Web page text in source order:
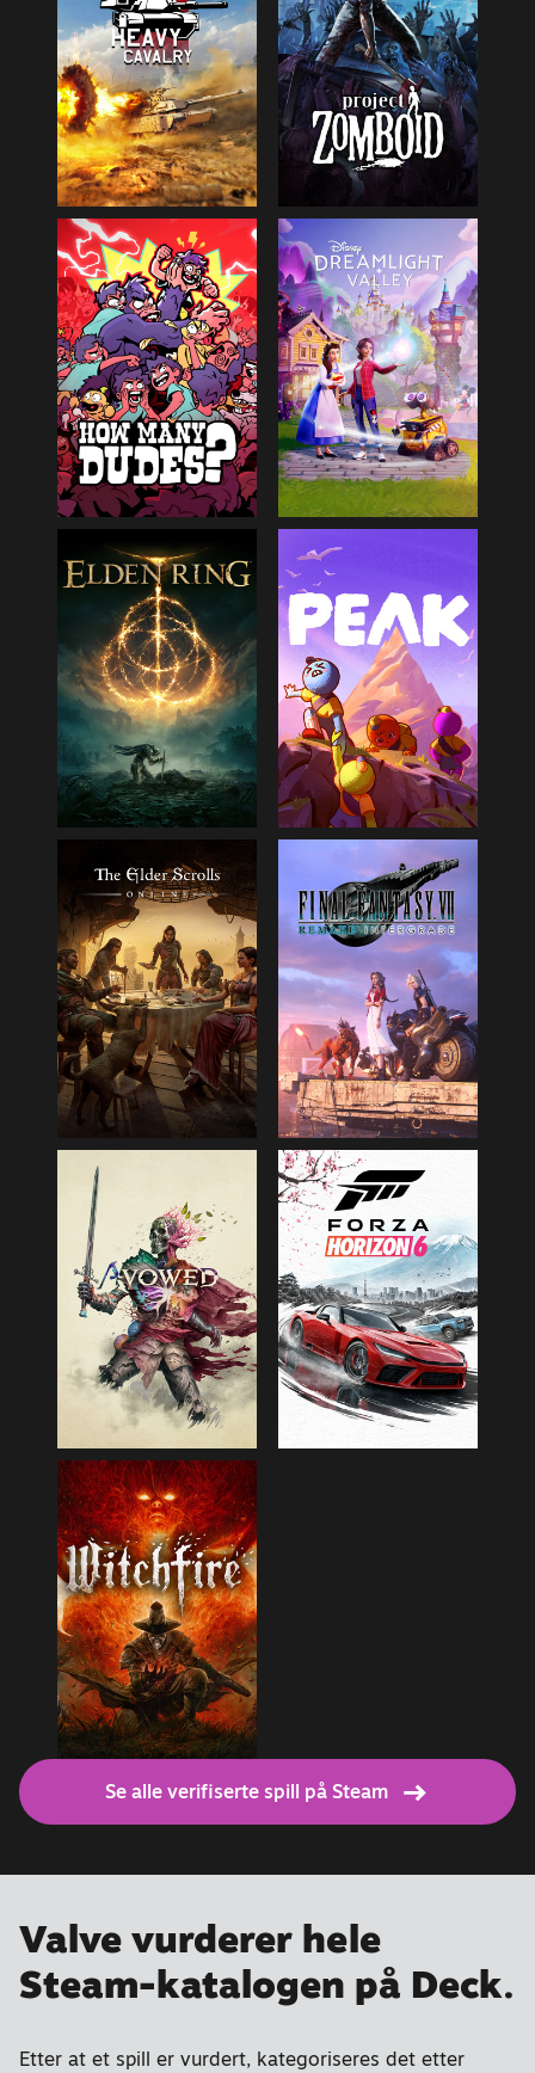
Se alle verifiserte spill på Steam
Valve vurderer hele
Steam-katalogen på Deck.
Etter at et spill er vurdert, kategoriseres det etter